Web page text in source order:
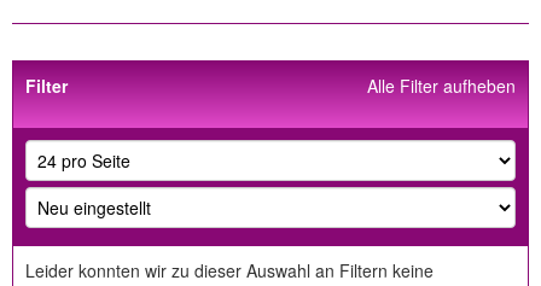
Alle Filter aufheben
Filter
Leider konnten wir zu dieser Auswahl an Filtern keine